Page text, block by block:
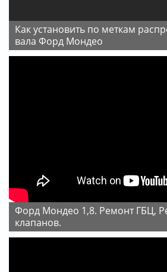
Как установить по меткам распредвал и колен
вала Форд Мондео
Форд Мондео 1,8. Ремонт ГБЦ, Регулировка
клапанов.